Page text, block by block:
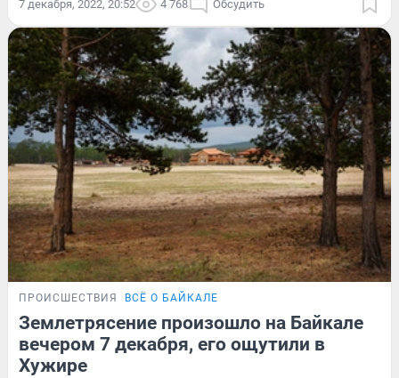
7 декабря, 2022, 20:52 4 768 Обсудить
ПРОИСШЕСТВИЯ ВСЁ О БАЙКАЛЕ
Землетрясение произошло на Байкале
вечером 7 декабря, его ощутили в
Хужире